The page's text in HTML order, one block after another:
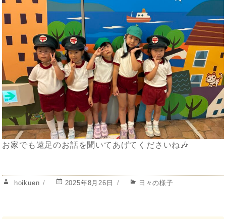
お家でも遠足のお話を聞いてあげてくださいね🎶
投hoikuen
投
2025年8月26日
カ
日々の様子